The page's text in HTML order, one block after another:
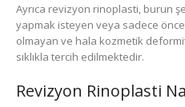
Ayrıca revizyon rinoplasti, burun
yapmak isteyen veya sadece
olmayan ve hala kozmetik
sıklıkla tercih edilmektedir.
Revizyon Rinoplasti